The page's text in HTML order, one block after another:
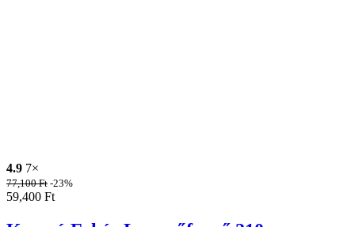
4.9 7×
77,100Ft -23%
59,400 Ft